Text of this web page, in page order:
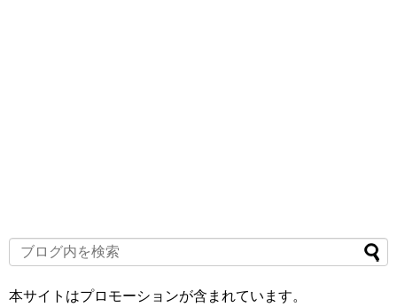
本サイトはプロモーションが含まれています。